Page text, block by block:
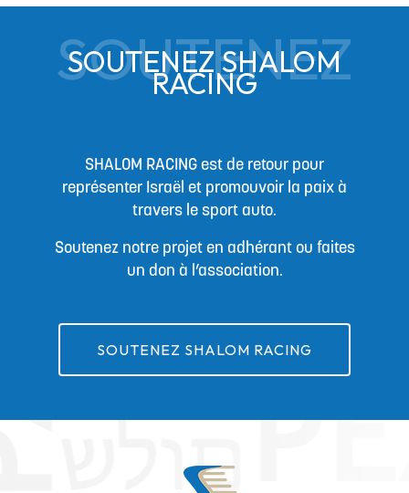
la
du
produit
SOUTENEZ
SOUTENEZ SHALOM
RACING
SHALOM RACING est de retour pour
représenter Israël et promouvoir la paix à
travers le sport auto.
Soutenez notre projet en adhérant ou faites
un don à l’association.
SOUTENEZ SHALOM RACING